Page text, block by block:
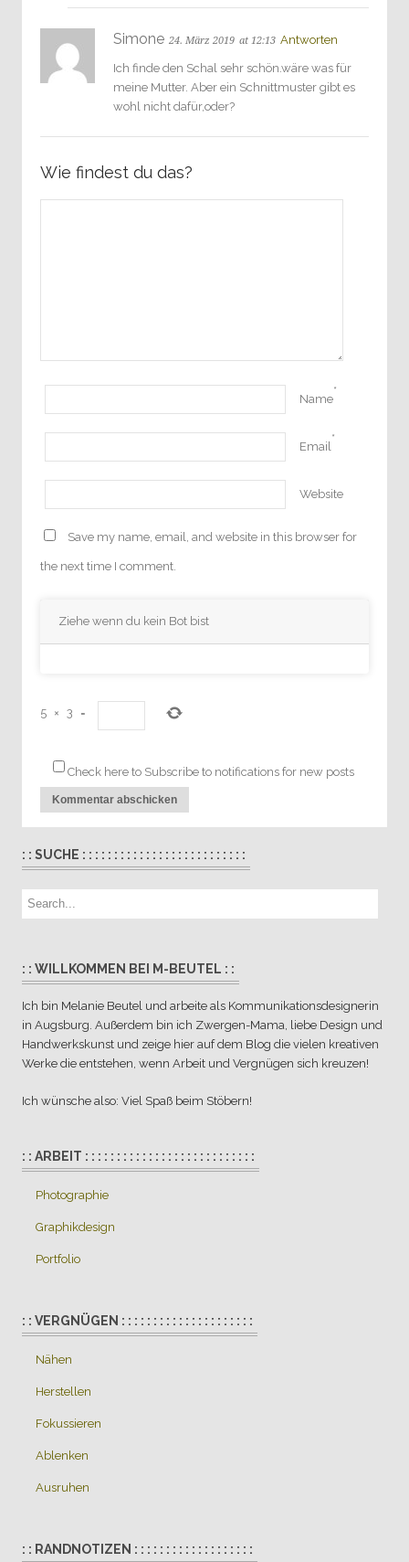
Simone 24. März 2019 at 12:13 Antworten
Ich finde den Schal sehr schön.wäre was für
meine Mutter. Aber ein Schnittmuster gibt es
wohl nicht dafür,oder?
Wie findest du das?
Name
*
Email
*
Website
Save my name, email, and website in this browser for
the next time I comment.
Ziehe wenn du kein Bot bist
5 × 3 =
Check here to Subscribe to notifications for new posts
: : SUCHE : : : : : : : : : : : : : : : : : : : : : : : : : :
: : WILLKOMMEN BEI M-BEUTEL : :
Ich bin Melanie Beutel und arbeite als Kommunikationsdesignerin
in Augsburg. Außerdem bin ich Zwergen-Mama, liebe Design und
Handwerkskunst und zeige hier auf dem Blog die vielen kreativen
Werke die entstehen, wenn Arbeit und Vergnügen sich kreuzen!
Ich wünsche also: Viel Spaß beim Stöbern!
: : ARBEIT : : : : : : : : : : : : : : : : : : : : : : : : : : :
Photographie
Graphikdesign
Portfolio
: : VERGNÜGEN : : : : : : : : : : : : : : : : : : : : :
Nähen
Herstellen
Fokussieren
Ablenken
Ausruhen
: : RANDNOTIZEN : : : : : : : : : : : : : : : : : : :